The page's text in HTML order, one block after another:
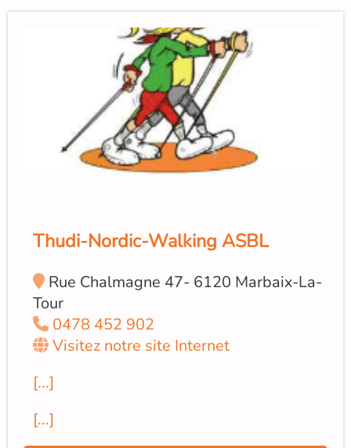
Thudi-Nordic-Walking ASBL
Rue Chalmagne 47- 6120 Marbaix-La-
Tour
0478 452 902
Visitez notre site Internet
[...]
[...]